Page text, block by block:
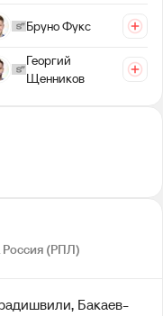
Бруно Фукс
Георгий
Щенников
(РПЛ)
Бакаев-